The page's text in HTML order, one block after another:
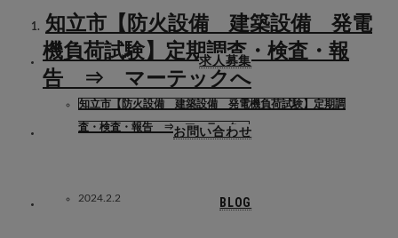
求人募集
お問い合わせ
BLOG
知立市【防火設備 建築設備 発電
機負荷試験】定期調査・検査・報
告 ⇒ マーテックへ
知立市【防火設備 建築設備 発電機負荷試験】定期調
査・検査・報告 ⇒ マーテックへ
2024.2.2